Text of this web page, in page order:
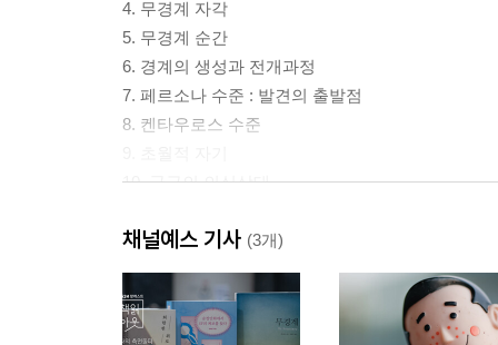
4. 무경계 자각
5. 무경계 순간
6. 경계의 생성과 전개과정
7. 페르소나 수준 : 발견의 출발점
8. 켄타우로스 수준
10. 궁극의 의식상태
참고문헌
용어 및 인물해설(찾아보기)
켄 윌버의 사상
켄 윌버의 저술목록
채널예스 기사 (3개)